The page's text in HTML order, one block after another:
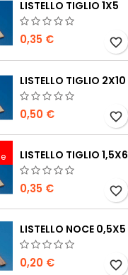
LISTELLO TIGLIO 1X5
0,35 € favorite_border
LISTELLO TIGLIO 2X10
0,50 € favorite_border
LISTELLO TIGLIO 1,5X6
0,35 € favorite_border
LISTELLO NOCE 0,5X5
0,20 € favorite_border